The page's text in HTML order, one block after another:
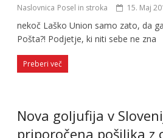
Naslovnica Posel in stroka 15. Maj
nekoč Laško Union samo zato, da
Pošta?! Podjetje, ki niti sebe ne zna
Preberi več
Nova goljufija v
priporočena pošiljka z